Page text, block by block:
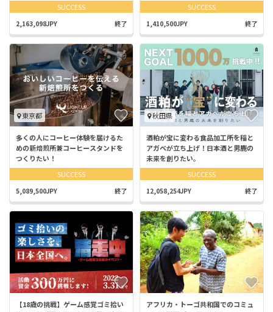
SUCCESS
2,163,098JPY 終了
SUCCESS
1,410,500JPY 終了
東京都
多くの人にコーヒー体験を届けるた
めの新焙煎所兼コーヒースタンドを
つくりたい！
SUCCESS
5,089,500JPY 終了
秋田県
酒粕が宝に変わる食品加工所を稲と
アガベが立ち上げ！日本酒と男鹿の
未来を創りたい。
SUCCESS
12,058,254JPY 終了
【18歳の挑戦】ゲーム感覚ゴミ拾い
アフリカ・トーゴ共和国でのコミュ